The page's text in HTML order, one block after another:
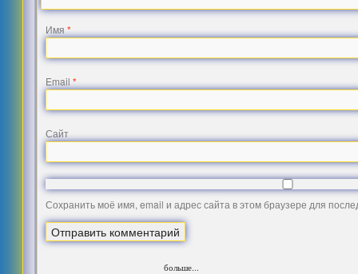
Имя*
Email*
Сайт
Сохранить моё имя, email и адрес сайта в этом браузере для
больше...